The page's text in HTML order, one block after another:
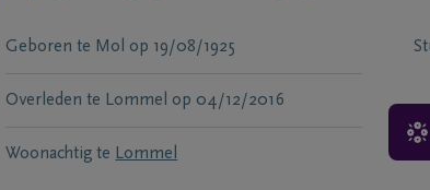
Geboren te Mol op 19/08/1925
Overleden te Lommel op 04/12/2016
Woonachtig te Lommel